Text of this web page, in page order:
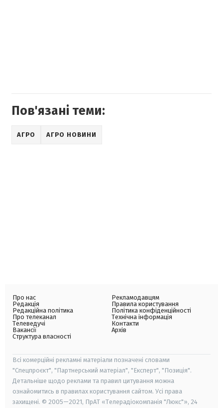
Пов'язані теми:
АГРО АГРО НОВИНИ
Про нас
Редакція
Редакційна політика
Про телеканал
Телеведучі
Вакансії
Структура власності
Рекламодавцям
Правила користування
Політика конфіденційності
Технічна інформація
Контакти
Архів
Всі комерційні рекламні матеріали позначені словами
"Спецпроєкт", "Партнерський матеріал", "Експерт", "Позиція".
Детальніше щодо реклами та правил цитування можна
ознайомитись в правилах користування сайтом. Усі права
захищені. © 2005—2021, ПрАТ «Телерадіокомпанія "Люкс"», 24